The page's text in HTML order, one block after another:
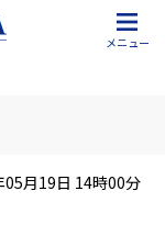
メニュー
05月19日 14時00分